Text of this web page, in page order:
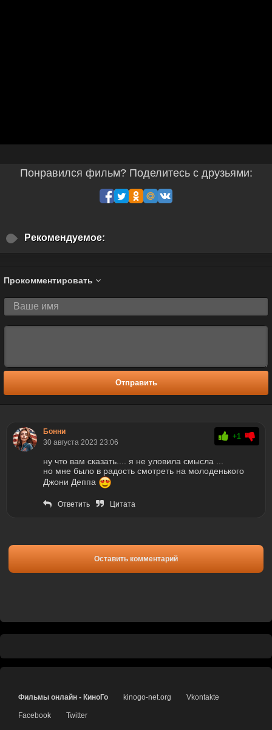
Понравился фильм? Поделитесь с друзьями:
Рекомендуемое:
Прокомментировать
Отправить
Бонни
30 августа 2023 23:06
+1
ну что вам сказать.... я не уловила смысла ...
но мне было в радость смотреть на молоденького
Джони Деппа
Ответить Цитата
Оставить комментарий
Фильмы онлайн - КиноГо kinogo-net.org Vkontakte
Facebook Twitter